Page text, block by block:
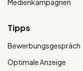
Medienkampagnen
Tipps
Bewerbungsgespräch
Optimale Anzeige